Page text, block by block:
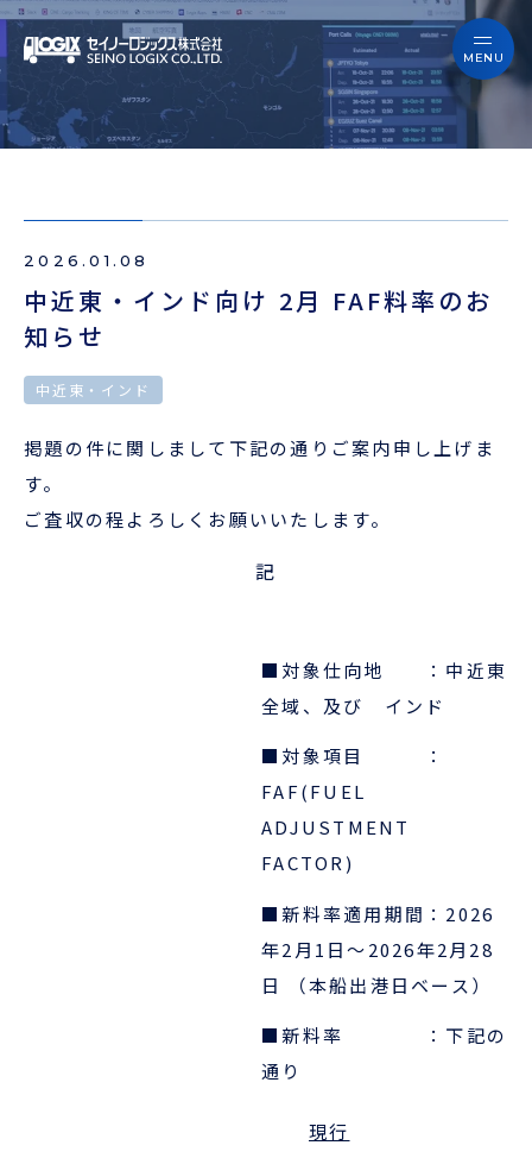
セイノーロジックスを知る
サービス
お役立ちブログ
よくあるご質問
ニュース
セイノーロジックスを知る
事例
お役立ちブログ
よくあるご質問
企業情報
（輸出）
お役立ち資料
2026.01.08
中近東・インド向け 2月 FAF料率のお
知らせ
中近東・インド
掲題の件に関しまして下記の通りご案内申し上げま
す。
ご査収の程よろしくお願いいたします。
記
■対象仕向地 ：中近東
全域、及び インド
■対象項目 ：
FAF(FUEL
ADJUSTMENT
FACTOR)
■新料率適用期間： 2026
年2月1日～2026年2月28
日
（本船出港日ベース）
■新料率 ：下記の
通り
現行